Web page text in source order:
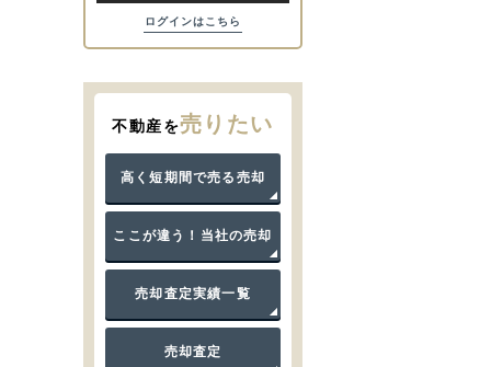
ログインはこちら
不動産を売りたい
高く短期間で売る売却
ここが違う！当社の売却
売却査定実績一覧
売却査定